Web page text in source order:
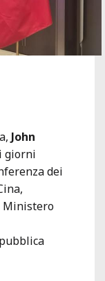
John
giorni
dei
Ministero